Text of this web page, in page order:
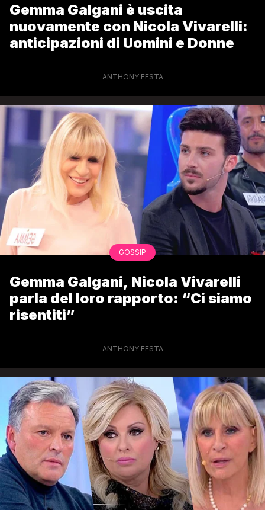
Gemma Galgani è uscita
nuovamente con Nicola Vivarelli:
anticipazioni di Uomini e Donne
ANTHONY FESTA
GOSSIP
Gemma Galgani, Nicola Vivarelli
parla del loro rapporto: “Ci siamo
risentiti”
ANTHONY FESTA